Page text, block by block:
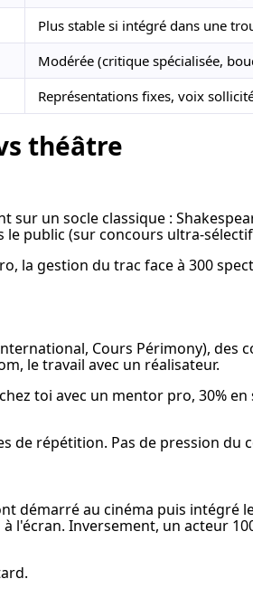
Plus stable si intégré dans une
Modérée (critique spécialisée,
Représentations fixes, voix
théâtre
un socle classique :
public (sur concours ultra-
la gestion du trac face à 300
Cours Périmony), des
le travail avec un réalisateur.
toi avec un mentor pro, 30%
de répétition. Pas de pression du
démarré au cinéma puis
Inversement, un acteur